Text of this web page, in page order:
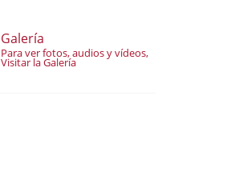
Galería
Para ver fotos, audios y vídeos,
Visitar la Galería